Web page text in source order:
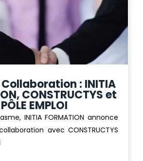
: INITIA
CONSTRUCTYS et
PÔLE EMPLOI
INITIA FORMATION annonce
avec CONSTRUCTYS